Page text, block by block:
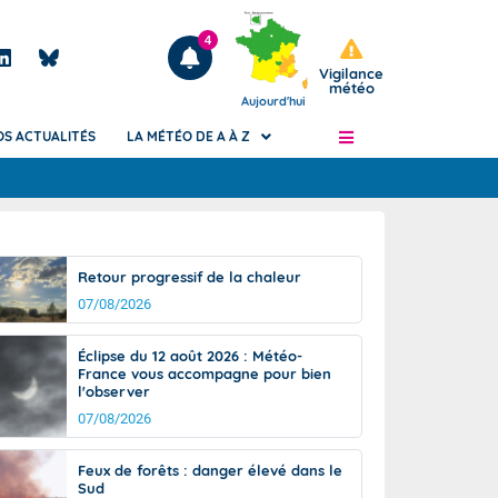
Articles
4
Aujourd'hui
Vigilance
météo
de
Phénomènes dangereux de J+2 à J+7
Avertissement pluies intenses à l'échelle
des communes (Apic)
Bulletins Marine
Bulletins d'estimation du risque
d'avalanche
Météo des forêts
Vigicrues
ACTUALITÉS LA MÉTÉO DE A À Z
Retour progressif de la chaleur
07/08/2026
Éclipse du 12 août 2026 : Météo-
France vous accompagne pour bien
l'observer
07/08/2026
Feux de forêts : danger élevé dans le
Sud